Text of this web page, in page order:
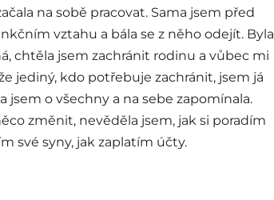
na sobě pracovat. Sama jsem před
vztahu a bála se z něho odejít. Byla
chtěla jsem zachránit rodinu a vůbec mi
jediný, kdo potřebuje zachránit, jsem já
jsem o všechny a na sebe zapomínala.
změnit, nevěděla jsem, jak si poradím
své syny, jak zaplatím účty.